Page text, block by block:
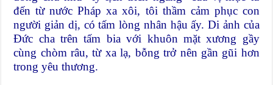
đến từ nước Pháp xa xôi, tôi thầm cảm phục con
người giản dị, có tấm lòng nhân hậu ấy. Di ảnh của
Ðức cha trên tấm bia với khuôn mặt xương gầy
cùng chòm râu, từ xa lạ, bỗng trở nên gần gũi hơn
trong yêu thương.